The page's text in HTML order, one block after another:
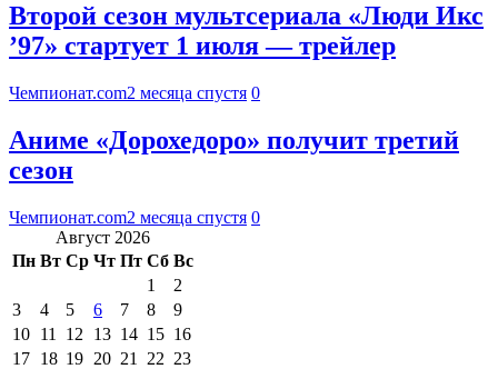
Второй сезон мультсериала «Люди Икс
’97» стартует 1 июля — трейлер
Чемпионат.com2 месяца спустя 0
Аниме «Дорохедоро» получит третий
сезон
Чемпионат.com2 месяца спустя 0
Август 2026
Пн Вт Ср Чт Пт Сб Вс
1
2
3
4 5 6 7 8
9
10 11 12 13 14 15 16
17 18 19 20 21 22 23